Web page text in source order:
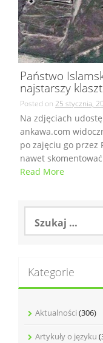
Państwo
najstarszy
Posted on 25 stycznia,
Na zdjęciach
ankawa.com
po zajęciu go przez
nawet
Read More
Kategorie
Aktualności (306)
Artykuły o języku